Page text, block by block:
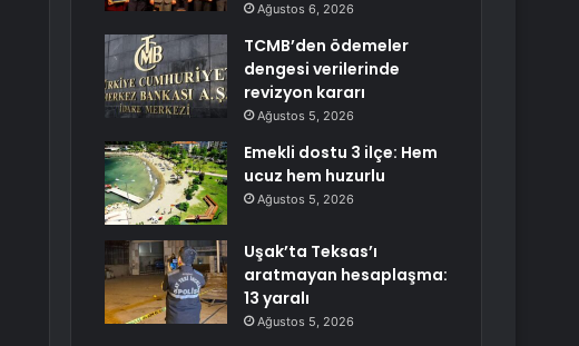
Ağustos 6, 2026
TCMB’den ödemeler
dengesi verilerinde
revizyon kararı
Ağustos 5, 2026
Emekli dostu 3 ilçe: Hem
ucuz hem huzurlu
Ağustos 5, 2026
Uşak’ta Teksas’ı
aratmayan hesaplaşma:
13 yaralı
Ağustos 5, 2026